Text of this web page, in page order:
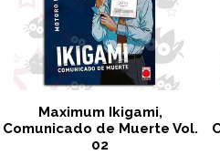
Maximum Ikigami,
Comunicado de Muerte Vol.
02